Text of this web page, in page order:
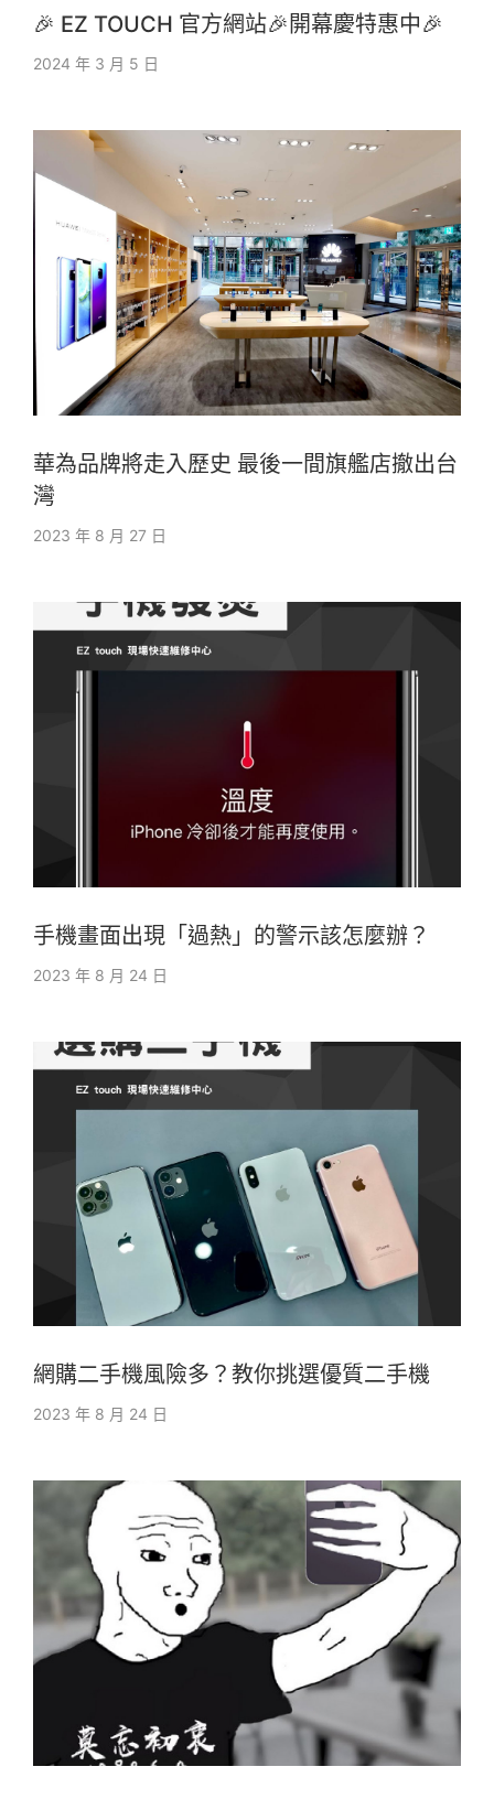
🎉 EZ TOUCH 官方網站🎉開幕慶特惠中🎉
2024 年 3 月 5 日
華為品牌將走入歷史 最後一間旗艦店撤出台
灣
2023 年 8 月 27 日
手機畫面出現「過熱」的警示該怎麼辦？
2023 年 8 月 24 日
網購二手機風險多？教你挑選優質二手機
2023 年 8 月 24 日